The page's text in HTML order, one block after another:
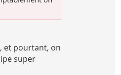
et pourtant, on
super